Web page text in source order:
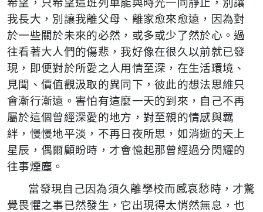
我長大，別讓我離父母、離家愈來愈遠，因為對
於一些關於未來的必然，或多或少了然於心。過
往看著大人們的傷悲，我好像在很久以前就已發
現，即便對於所愛之人用情至深，在生活環境、
見聞、價值觀汲取的異同下，彼此的想法思維只
會漸行漸遠。害怕有這麼一天的到來，自己不再
屬於這個曾經深愛的地方，對至親的情感與羈
絆，慢慢地平淡，不再日夜所思，如消逝的天上
星辰，偶爾顧盼時，才會憶起那曾經過分閃耀的
往事煙塵。
當發現自己因為須久離學校而感哀愁時，才驚
覺畏懼之事已然發生，它出現得太悄然無息，也